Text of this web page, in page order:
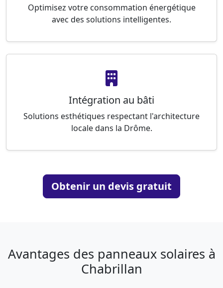
Optimisez votre consommation énergétique
avec des solutions intelligentes.
Intégration au bâti
Solutions esthétiques respectant l'architecture
locale dans la Drôme.
Obtenir un devis gratuit
Avantages des panneaux solaires à
Chabrillan